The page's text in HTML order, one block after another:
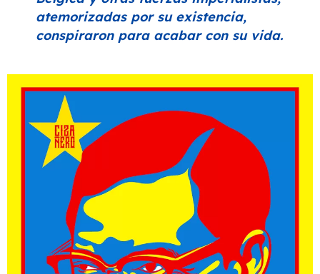
atemorizadas por su existencia,
conspiraron para acabar con su vida.